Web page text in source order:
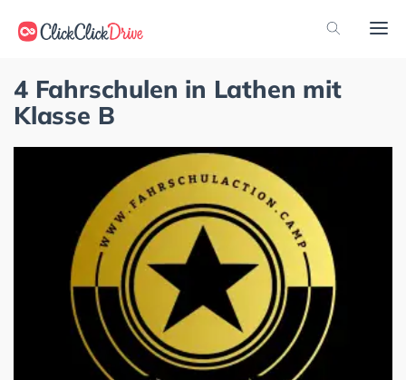
4 Fahrschulen in Lathen mit
Klasse B